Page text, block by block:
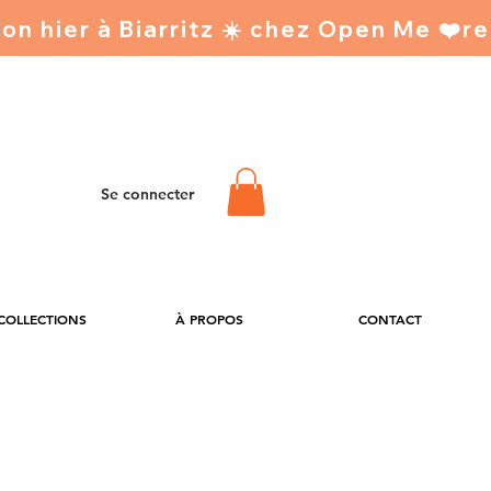
Se connecter
À PROPOS CONTACT